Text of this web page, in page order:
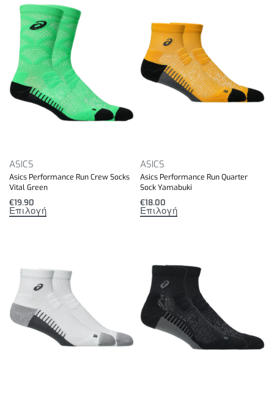
ASICS
Asics Performance Run Crew Socks
Vital Green
€19.90
Επιλογή
ASICS
Asics Performance Run Quarter
Sock Yamabuki
€18.00
Επιλογή